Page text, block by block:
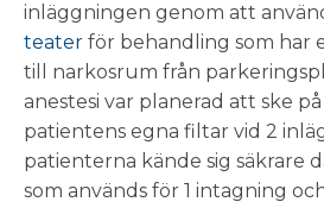
inläggningen genom att
teater för behandling som har
till narkosrum från
anestesi var planerad att ske
patientens egna filtar vid 2
patienterna kände sig säkrare
som används för 1 intagning